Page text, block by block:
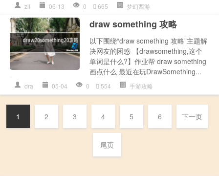
zll 06-13 0 665 梦幻西游
draw something 攻略
以下围绕“draw something 攻略”主题解
决网友的困惑 【drawsomething,这个
单词是什么?】作业帮 draw something
画点什么 最近在玩DrawSomething...
dra 05-04 0 554 手游攻略
1 2 3 4 5 6 下一页
尾页